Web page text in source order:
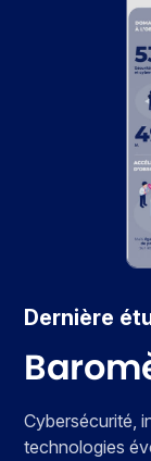
Dernière
Cybersécurité,
technologies